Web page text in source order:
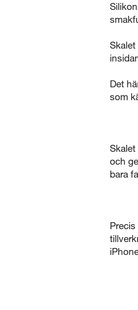
Det
som
och
bara